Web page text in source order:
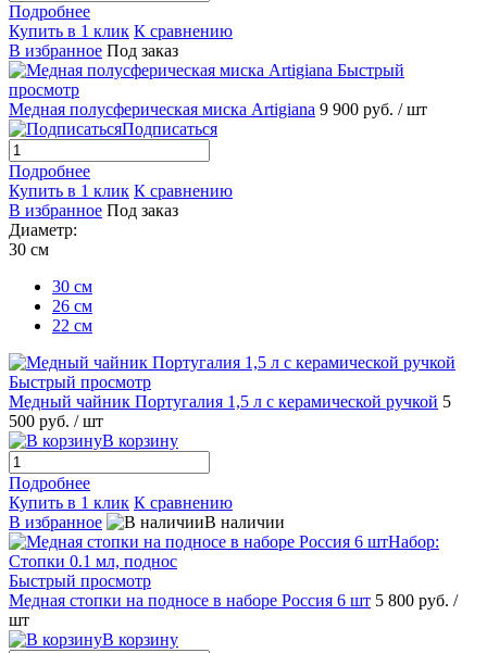
Подробнее
Купить в 1 клик К сравнению
В избранное Под заказ
Быстрый
просмотр
Медная полусферическая миска Artigiana 9 900 руб. / шт
Подписаться
Подробнее
Купить в 1 клик К сравнению
В избранное Под заказ
Диаметр:
30 см
30 см
26 см
22 см
Быстрый просмотр
Медный чайник Португалия 1,5 л с керамической ручкой 5
500 руб. / шт
В корзину
Подробнее
Купить в 1 клик К сравнению
В избранное
В наличии
Быстрый просмотр
Медная стопки на подносе в наборе Россия 6 шт 5 800 руб. /
шт
В корзину